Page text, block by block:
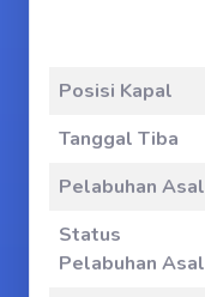
Posisi Kapal
Tanggal Tiba
Pelabuhan Asal
Status
Pelabuhan Asal